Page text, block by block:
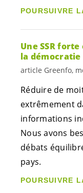
POURSUIVRE
Une SSR
la démocratie
article Greenfo,
Réduire de
extrêmement
informations
Nous avons
débats
pays.
POURSUIVRE